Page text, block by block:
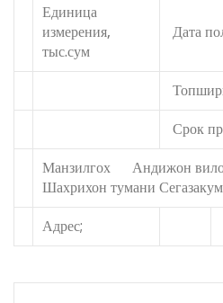
Единица
измерения,
тыс.сум
Дата
Срок
Манзилгох Андижон
Шахрихон тумани
Адрес;